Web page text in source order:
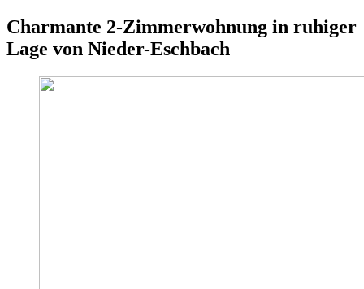
Charmante 2-Zimmerwohnung in ruhiger
Lage von Nieder-Eschbach